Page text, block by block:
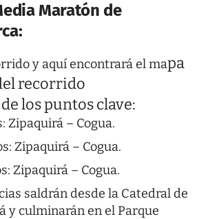
Maratón de
y aquí encontrará elmapa
recorrido
los puntos clave:
Zipaquirá – Cogua.
Zipaquirá – Cogua.
Zipaquirá – Cogua.
saldrán desde la Catedral de
y culminarán en el Parque